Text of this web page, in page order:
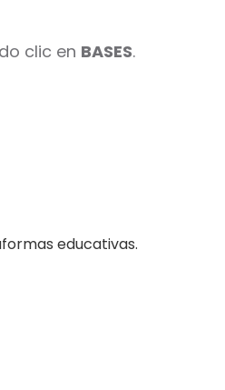
clic en BASES.
educativas.